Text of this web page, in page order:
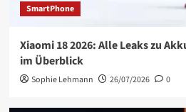
SmartPhone
Xiaomi 18 2026: Alle Leaks zu
im Überblick
Sophie Lehmann 26/07/2026 0